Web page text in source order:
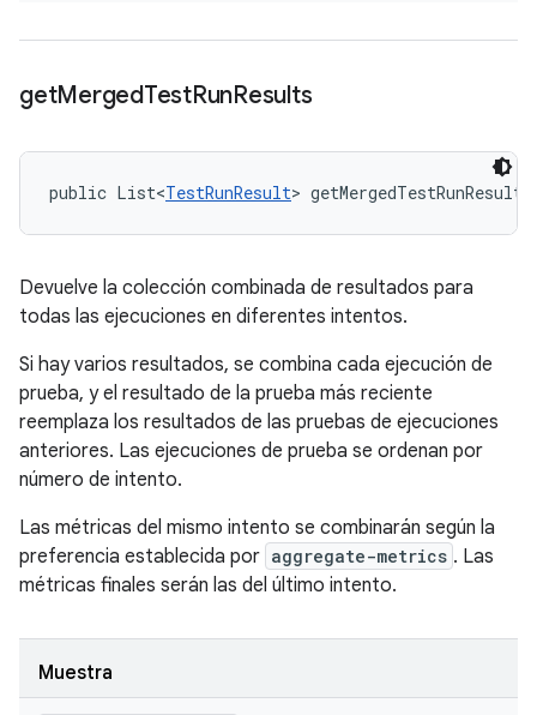
getMergedTestRunResults
public List<TestRunResult>
Devuelve la colección combinada de resultados para
todas las ejecuciones en diferentes intentos.
Si hay varios resultados, se combina cada ejecución de
prueba, y el resultado de la prueba más reciente
reemplaza los resultados de las pruebas de ejecuciones
anteriores. Las ejecuciones de prueba se ordenan por
número de intento.
Las métricas del mismo intento se combinarán según la
preferencia establecida por aggregate-metrics . Las
métricas finales serán las del último intento.
Muestra